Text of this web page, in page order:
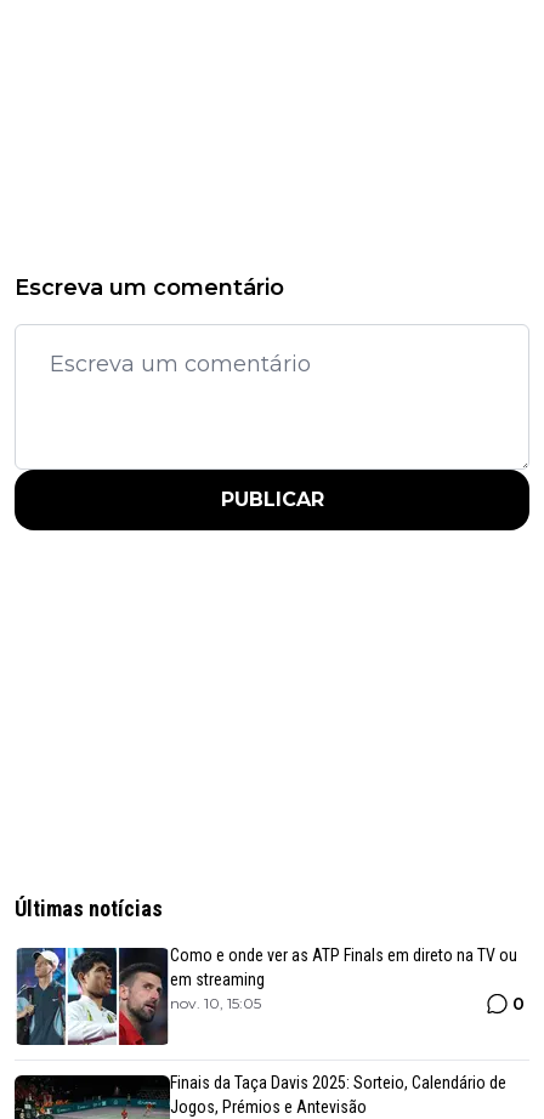
Escreva um comentário
PUBLICAR
Últimas notícias
Como e onde ver as ATP Finals em direto na TV ou
em streaming
nov. 10, 15:05 0
Finais da Taça Davis 2025: Sorteio, Calendário de
Jogos, Prémios e Antevisão